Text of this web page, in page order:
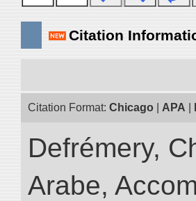
Citation
Citation Format: Chicago APA
Defrémery,
Arabe,